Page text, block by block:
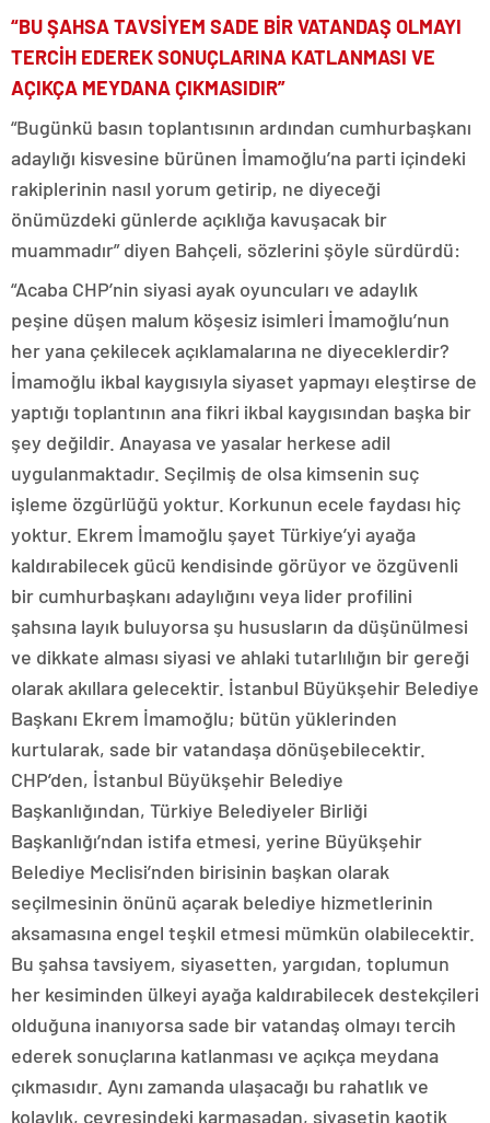
“BU ŞAHSA TAVSİYEM SADE BİR VATANDAŞ OLMAYI
TERCİH EDEREK SONUÇLARINA KATLANMASI VE
AÇIKÇA MEYDANA ÇIKMASIDIR”
“Bugünkü basın toplantısının ardından cumhurbaşkanı
adaylığı kisvesine bürünen İmamoğlu’na parti içindeki
rakiplerinin nasıl yorum getirip, ne diyeceği
önümüzdeki günlerde açıklığa kavuşacak bir
muammadır” diyen Bahçeli, sözlerini şöyle sürdürdü:
“Acaba CHP’nin siyasi ayak oyuncuları ve adaylık
peşine düşen malum köşesiz isimleri İmamoğlu’nun
her yana çekilecek açıklamalarına ne diyeceklerdir?
İmamoğlu ikbal kaygısıyla siyaset yapmayı eleştirse de
yaptığı toplantının ana fikri ikbal kaygısından başka bir
şey değildir. Anayasa ve yasalar herkese adil
uygulanmaktadır. Seçilmiş de olsa kimsenin suç
işleme özgürlüğü yoktur. Korkunun ecele faydası hiç
yoktur. Ekrem İmamoğlu şayet Türkiye’yi ayağa
kaldırabilecek gücü kendisinde görüyor ve özgüvenli
bir cumhurbaşkanı adaylığını veya lider profilini
şahsına layık buluyorsa şu hususların da düşünülmesi
ve dikkate alması siyasi ve ahlaki tutarlılığın bir gereği
olarak akıllara gelecektir. İstanbul Büyükşehir Belediye
Başkanı Ekrem İmamoğlu; bütün yüklerinden
kurtularak, sade bir vatandaşa dönüşebilecektir.
CHP’den, İstanbul Büyükşehir Belediye
Başkanlığından, Türkiye Belediyeler Birliği
Başkanlığı’ndan istifa etmesi, yerine Büyükşehir
Belediye Meclisi’nden birisinin başkan olarak
seçilmesinin önünü açarak belediye hizmetlerinin
aksamasına engel teşkil etmesi mümkün olabilecektir.
Bu şahsa tavsiyem, siyasetten, yargıdan, toplumun
her kesiminden ülkeyi ayağa kaldırabilecek destekçileri
olduğuna inanıyorsa sade bir vatandaş olmayı tercih
ederek sonuçlarına katlanması ve açıkça meydana
çıkmasıdır. Aynı zamanda ulaşacağı bu rahatlık ve
kolaylık, çevresindeki karmaşadan, siyasetin kaotik